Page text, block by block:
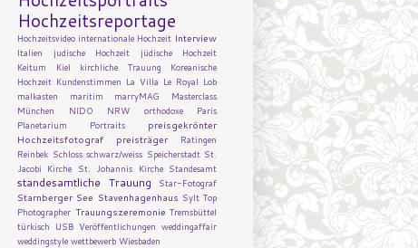
Hochzeitsreportage
Hochzeitsvideo internationale Hochzeit Interview
Italien judische Hochzeit
jüdische Hochzeit
Keitum
Kiel kirchliche Trauung
Koreanische
Hochzeit Kundenstimmen La Villa Le Royal Lob
malkasten
maritim marryMAG
Masterclass
München
NIDO NRW orthodoxe
Paris
Planetarium
Portraits
preisgekrönter
Hochzeitsfotograf
preisträger
Ratingen
Reinbek Schloss schwarz/weiss Speicherstadt St.
Jacobi Kirche St. Johannis Kirche Standesamt
standesamtliche Trauung Star-Fotograf
Starnberger See Stavenhagenhaus Sylt Top
Photographer Trauungszeremonie Tremsbüttel
türkisch USB Veröffentlichungen weddingaffair
weddingstyle wettbewerb Wiesbaden